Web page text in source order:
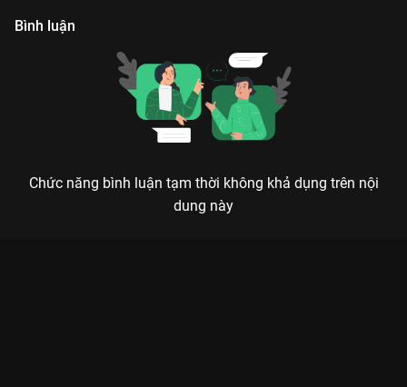
Bình luận
Chức năng bình luận tạm thời không khả dụng trên nội
dung này